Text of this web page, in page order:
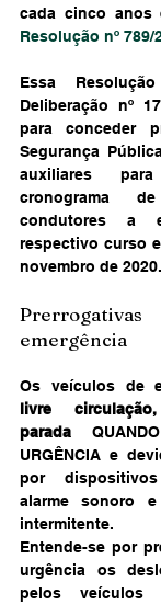
Resolução nº 789/
Essa
Deliberação nº
para conceder
Segurança
auxiliares
cronograma
condutores a
respectivo curso
novembro de 2020.
emergência
livre
parada
URGÊNCIA e
por
alarme sonoro e
intermitente.
Entende-se por
urgência os